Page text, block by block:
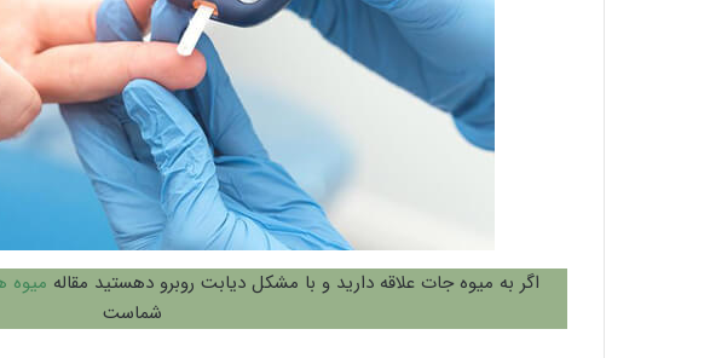
اگر به میوه جات علاقه دارید و با مشکل دیابت روبرو دهستید مقاله میوه
شماست